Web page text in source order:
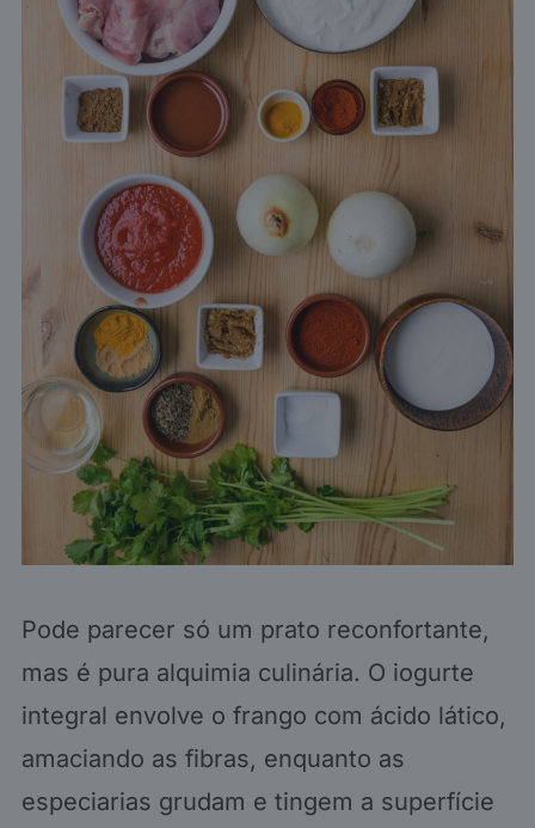
Pode parecer só um prato reconfortante,
mas é pura alquimia culinária. O iogurte
integral envolve o frango com ácido lático,
amaciando as fibras, enquanto as
especiarias grudam e tingem a superfície